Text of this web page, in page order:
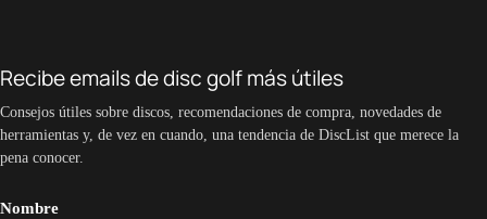
Recibe emails de disc golf más útiles
Consejos útiles sobre discos, recomendaciones de compra, novedades de
herramientas y, de vez en cuando, una tendencia de DiscList que merece la
pena conocer.
Nombre